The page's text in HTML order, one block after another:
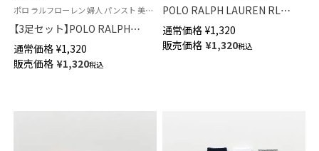
ポロ ラルフローレン 婦人 パンスト 美しい透明感 旧01833302
【3足セット】POLO RALPH
LAUREN ストッキング 交編 つ
ま先補強 シルクプロテイン加工
レディース 01834002
通常価格 ¥1,320
販売価格 ¥1,320税込
POLO RALPH LAUREN RL
Layette キッズ Tossedベア ク
ルー丈 ソックス 日本製
04883173
通常価格 ¥1,320
販売価格 ¥1,320税込